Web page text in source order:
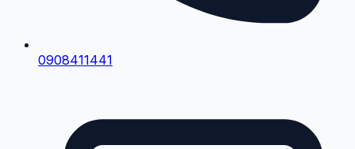
0908411441